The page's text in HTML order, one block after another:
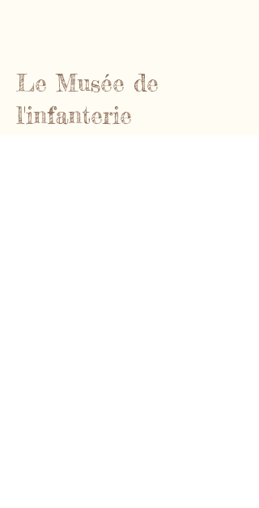
Le Musée de
l'infanterie